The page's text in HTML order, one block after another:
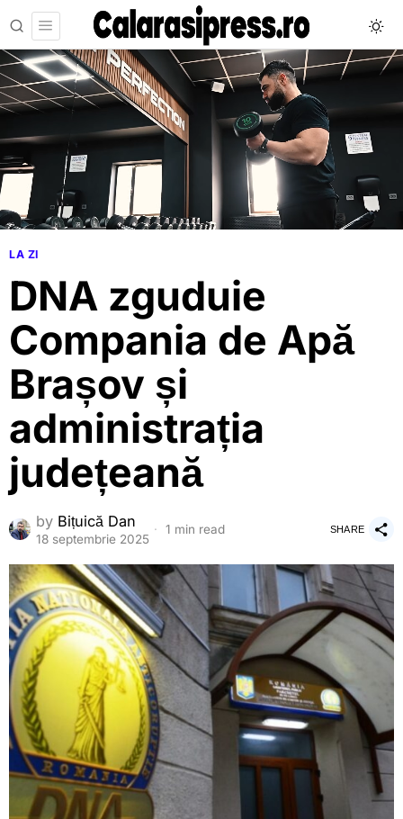
LA ZI
DNA zguduie
Compania de Apă
Brașov și
administrația
județeană
by Bițuică Dan
18 septembrie 2025
1 min read SHARE